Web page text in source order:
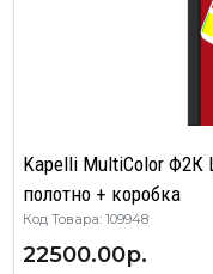
Kapelli MultiColor
полотно + коробка
Код Товара: 109948
22500.00р.